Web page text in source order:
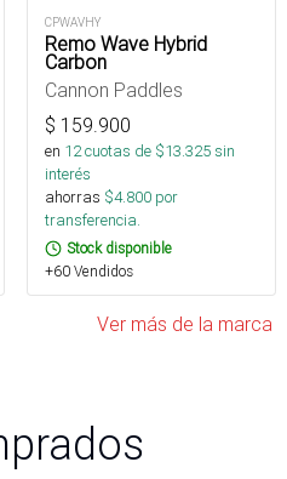
CPWAVHY
Remo Wave Hybrid
Carbon
Cannon Paddles
$ 159.900
en 12cuotas de $13.325sin
interés
ahorras $4.800 por
transferencia.
Stock disponible
+60 Vendidos
Ver más de la marca